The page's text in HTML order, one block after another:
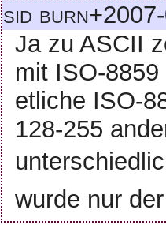
sid
Ja zu ASCII
mit ISO-
etliche ISO-
128-255
wurde nur